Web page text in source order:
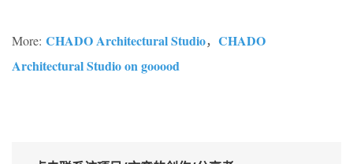
More: CHADO Architectural Studio， CHADO
Architectural Studio on gooood